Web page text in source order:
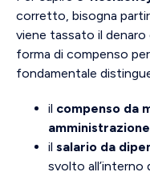
corretto, bisogna
viene tassato il
forma di compenso
fondamentale
il compenso da
amministrazione
il salario da
svolto all’interno